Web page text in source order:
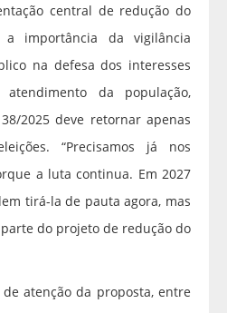
central de redução do
a importância da vigilância
na defesa dos interesses
da população,
2025 deve retornar apenas
“Precisamos já nos
a luta continua. Em 2027
tirá-la de pauta agora, mas
do projeto de redução do
atenção da proposta, entre